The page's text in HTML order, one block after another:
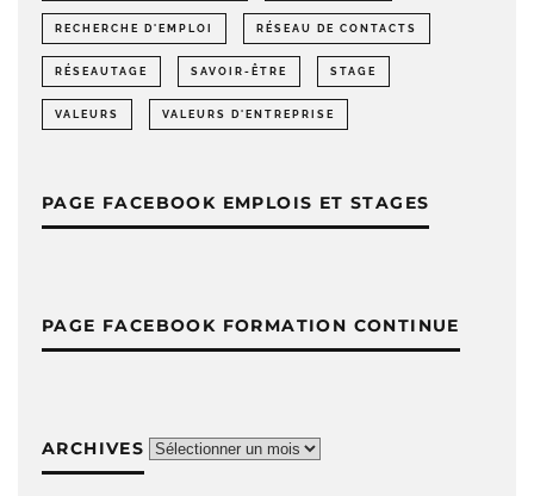
RECHERCHE D'EMPLOI RÉSEAU DE CONTACTS
RÉSEAUTAGE SAVOIR-ÊTRE STAGE
VALEURS VALEURS D'ENTREPRISE
PAGE FACEBOOK EMPLOIS ET STAGES
PAGE FACEBOOK FORMATION CONTINUE
ARCHIVES Archives